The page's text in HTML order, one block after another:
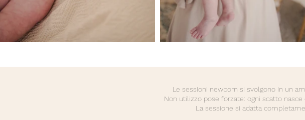
Le sessioni newborn si svolgono in un
Non utilizzo pose forzate: ogni scatto
La sessione si adatta